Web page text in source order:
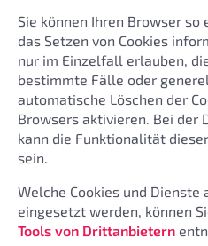
Sie können Ihren Browser
das Setzen von Cookies
nur im Einzelfall erlauben,
bestimmte Fälle oder
automatische Löschen der
Browsers aktivieren. Bei der
kann die Funktionalität
sein.
Welche Cookies und Dienste
eingesetzt werden, können
Tools von Drittanbietern